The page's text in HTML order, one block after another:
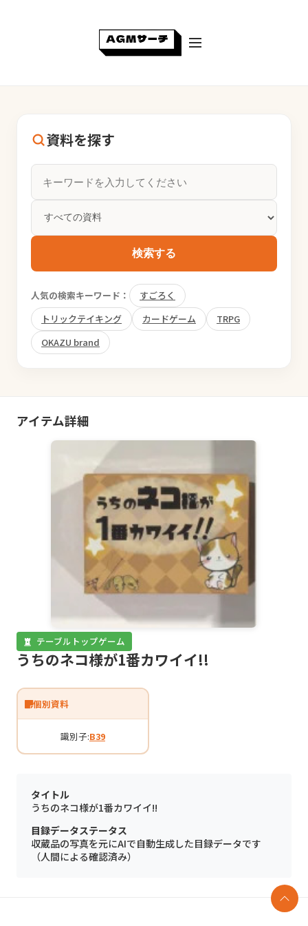
資料を探す
検索する
人気の検索キーワード：
すごろく
トリックテイキング
カードゲーム
TRPG
OKAZU brand
アイテム詳細
テーブルトップゲーム
うちのネコ様が1番カワイイ!!
個別資料
識別子:B39
タイトル
うちのネコ様が1番カワイイ!!
目録データステータス
収蔵品の写真を元にAIで自動生成した目録データです
（人間による確認済み）